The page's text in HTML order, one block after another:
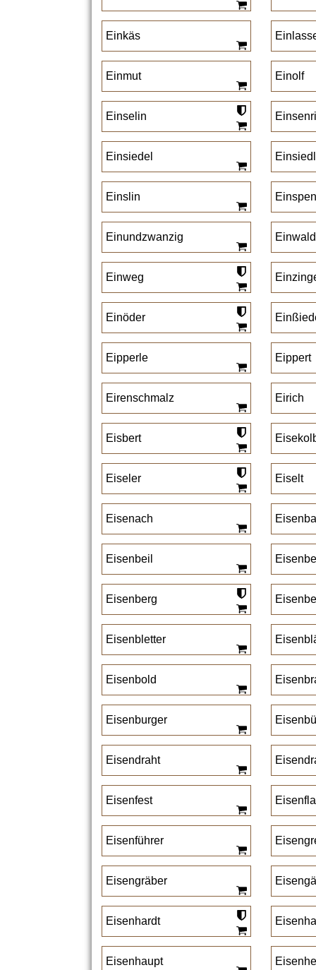
Einkäs
Einmut Einolf
Einselin
Einsiedel
Einslin
Einundzwanzig Einwald
Einweg
Einöder
Eipperle Eippert
Eirenschmalz Eirich
Eisbert
Eiseler Eiselt
Eisenach
Eisenbeil
Eisenberg
Eisenbletter
Eisenbold
Eisenburger
Eisendraht
Eisenfest
Eisenführer
Eisengräber
Eisenhardt
Eisenhaupt